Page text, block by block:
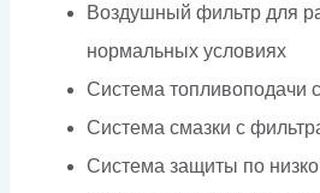
Воздушный фильтр для
нормальных условиях
Система топливоподачи
Система смазки с
Система защиты по